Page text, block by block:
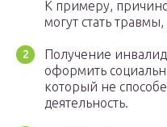
К примеру,
могут стать
Получение
оформить
который не
деятельность.